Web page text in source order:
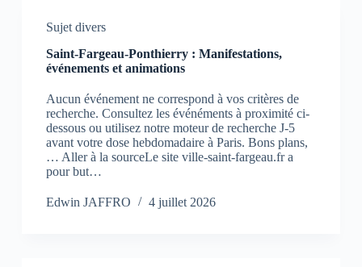
Sujet divers
Saint-Fargeau-Ponthierry : Manifestations,
événements et animations
Aucun événement ne correspond à vos critères de
recherche. Consultez les événéments à proximité ci-
dessous ou utilisez notre moteur de recherche J-5
avant votre dose hebdomadaire à Paris. Bons plans,
… Aller à la sourceLe site ville-saint-fargeau.fr a
pour but…
Edwin JAFFRO 4 juillet 2026